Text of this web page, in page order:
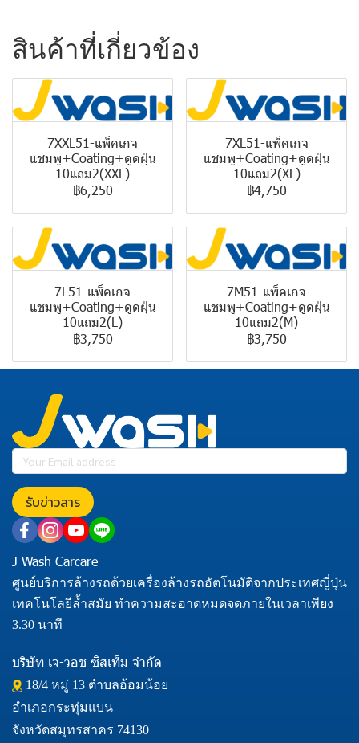
สินค้าที่เกี่ยวข้อง
7XXL51-แพ็คเกจ
แชมพู+Coating+ดูดฝุ่น
10แถม2(XXL)
฿6,250
7XL51-แพ็คเกจ
แชมพู+Coating+ดูดฝุ่น
10แถม2(XL)
฿4,750
7L51-แพ็คเกจ
แชมพู+Coating+ดูดฝุ่น
10แถม2(L)
฿3,750
7M51-แพ็คเกจ
แชมพู+Coating+ดูดฝุ่น
10แถม2(M)
฿3,750
รับข่าวสาร
J Wash Carcare
ศูนย์บริการล้างรถด้วยเครื่องล้างรถอัตโนมัติจากประเทศญี่ปุ่น
เทคโนโลยีล้ำสมัย ทำความสะอาดหมดจดภายในเวลาเพียง
3.30 นาที
บริษัท เจ-วอช ซิสเท็ม จำกัด
18/4 หมู่ 13 ตำบลอ้อมน้อย
อำเภอกระทุ่มแบน
จังหวัดสมุทรสาคร 74130